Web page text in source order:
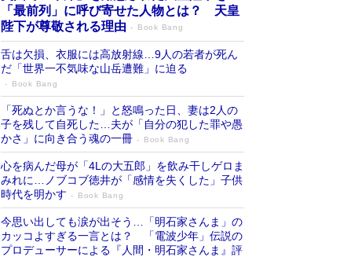
「最前列」に呼び寄せた人物とは？ 天皇
陛下が尊敬される理由
Book Bang
舌は欠損、衣服には高放射線…9人の若者が死ん
だ「世界一不気味な山岳遭難」に迫る
Book Bang
「死ぬとか言うな！」と怒鳴った日、妻は2人の
子を残して自死した…夫が「自分の犯した罪や愚
かさ」に向き合う魂の一冊
Book Bang
心を病んだ母が「4Lの大五郎」を飲み干しゲロま
みれに…ノブコブ徳井が「感情を失くした」子供
時代を明かす
Book Bang
今思い出しても涙が出そう…「明石家さんま」の
カッコよすぎる一言とは？ 「電波少年」伝説の
プロデューサーによる『人間・明石家さんま』評